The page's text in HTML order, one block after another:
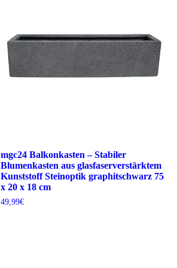
mgc24 Balkonkasten – Stabiler
Blumenkasten aus glasfaserverstärktem
Kunststoff Steinoptik graphitschwarz 75
x 20 x 18 cm
49,99€